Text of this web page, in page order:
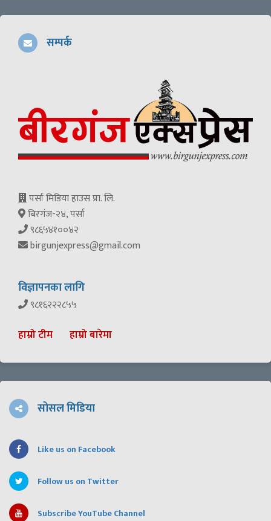
सम्पर्क
पर्सा मिडिया हाउस प्रा. लि.
बिरगंज-२४, पर्सा
९८६५४१००४२
birgunjexpress@gmail.com
विज्ञापनका लागि
९८१६२२२८५५
हाम्रो टीम हाम्रो बारेमा
सोसल मिडिया
Like us on Facebook
Follow us on Twitter
Subscribe YouTube Channel